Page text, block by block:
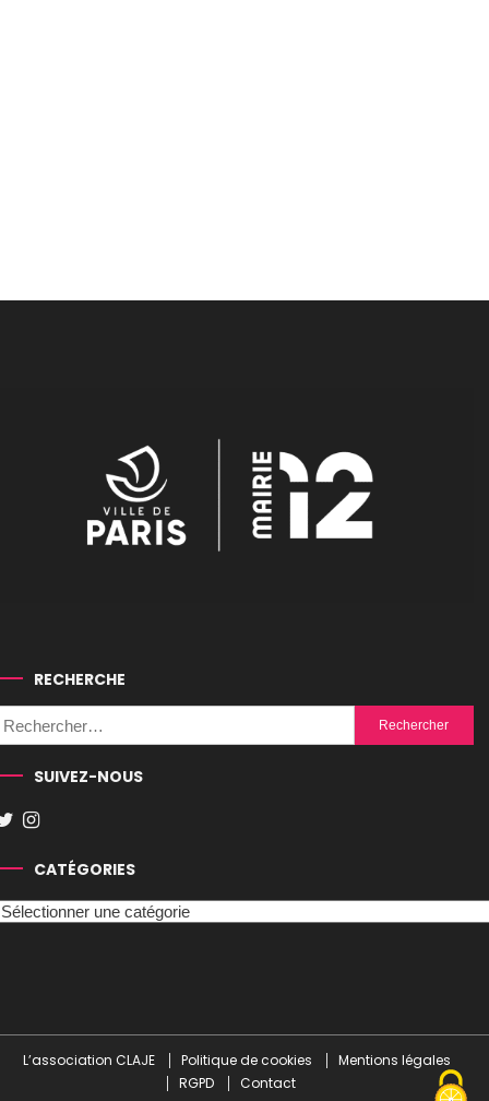
RECHERCHE
Rechercher :
SUIVEZ-NOUS
CATÉGORIES
L’association CLAJE Politique de cookies
Mentions légales
RGPD
Contact